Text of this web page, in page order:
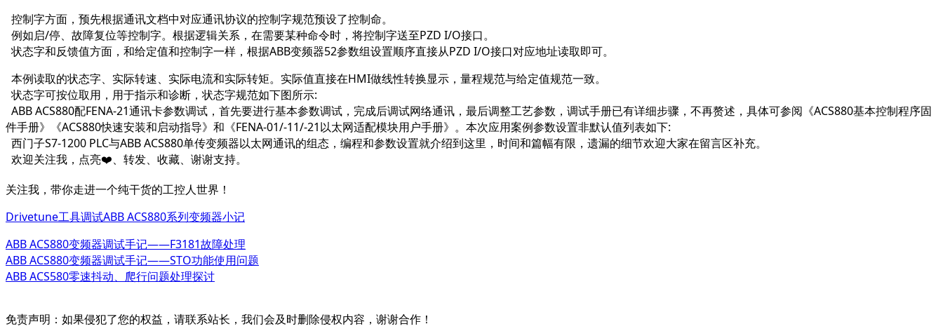
控制字方面 ，预先根据通讯文档中对应通讯协议的控制字规范预设了控制命。
例如启/停、故障复位等控制字。根据逻辑关系，在需要某种命令时，将控制字送至PZD I/O接口。
状态字和反馈值方面 ，和给定值和控制字一样，根据ABB变频器52参数组设置顺序直接从PZD I/O接口对应地址读取即可。
本例读取的状态字、实际转速、实际电流和实际转矩。实际值直接在HMI做线性转换显示，量程规范与给定值规范一致。
状态字可按位取用，用于指示和诊断，状态字规范如下图所示:
ABB ACS880配FENA-21通讯卡参数调试，首先要进行基本参数调试，完成后调试网络通讯，最后调整工艺参数，调试手册已有详细步骤，不再赘述，具体可参阅《ACS880基本控制程序固
件手册》《ACS880快速安装和启动指导》和《FENA-01/-11/-21以太网适配模块用户手册》。本次应用案例参数设置非默认值列表如下:
西门子S7-1200 PLC与ABB ACS880单传变频器以太网通讯的组态，编程和参数设置就介绍到这里，时间和篇幅有限，遗漏的细节欢迎大家在留言区补充。
欢迎关注我，点亮❤️、转发、收藏、谢谢支持。
关注我，带你走进一个纯干货的工控人世界！
Drivetune工具调试ABB ACS880系列变频器小记
ABB ACS880变频器调试手记——F3181故障处理
ABB ACS880变频器调试手记——STO功能使用问题
ABB ACS580零速抖动、爬行问题处理探讨
免责声明：如果侵犯了您的权益，请联系站长，我们会及时删除侵权内容，谢谢合作！